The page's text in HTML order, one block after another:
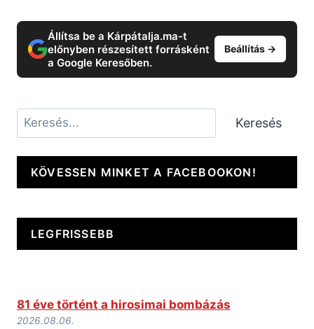
Állítsa be a Kárpátalja.ma-t
előnyben részesített forrásként
a Google Keresőben.
Beállítás →
Keresés Keresés
KÖVESSEN MINKET A FACEBOOKON!
LEGFRISSEBB
81 éve történt a hirosimai bombázás
2026.08.06.